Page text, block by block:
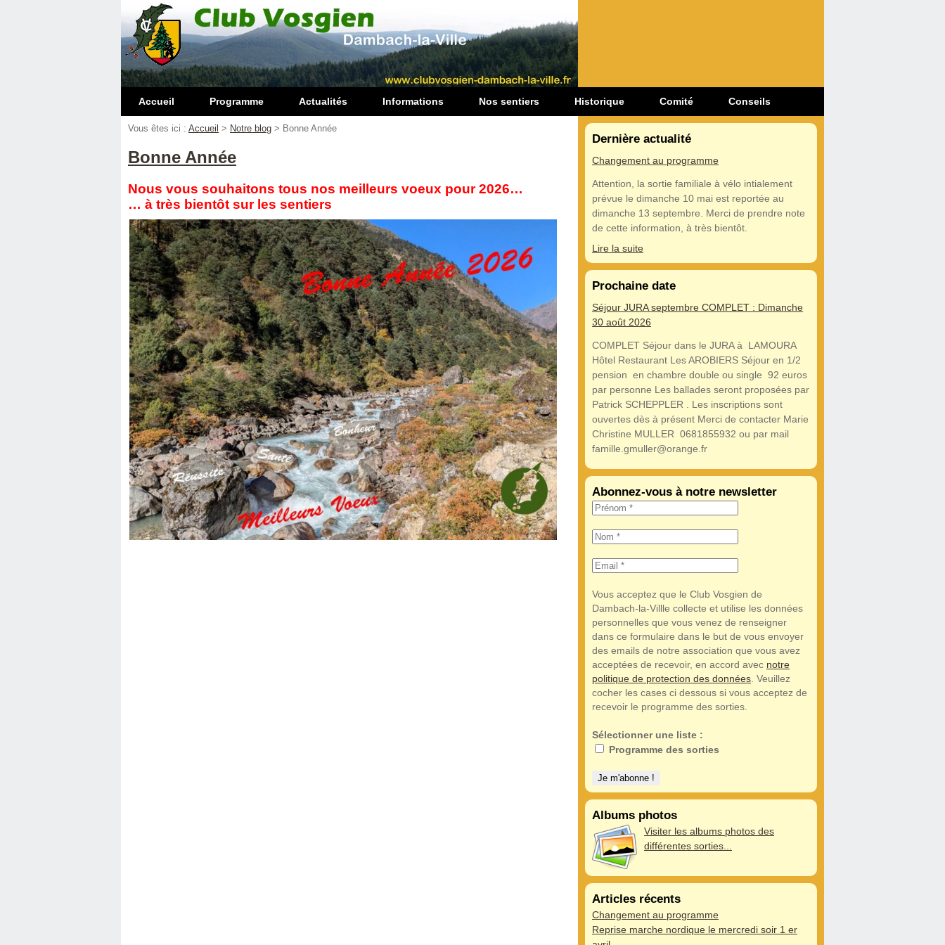
Accueil Programme Actualités Informations Nos sentiers Historique Comité Conseils
Dernière actualité
Changement au programme
Attention, la sortie familiale à vélo intialement
prévue le dimanche 10 mai est reportée au
dimanche 13 septembre. Merci de prendre note
de cette information, à très bientôt.
Lire la suite
Prochaine date
Séjour JURA septembre COMPLET : Dimanche
30 août 2026
COMPLET Séjour dans le JURA à LAMOURA
Hôtel Restaurant Les AROBIERS Séjour en 1/2
pension en chambre double ou single 92 euros
par personne Les ballades seront proposées par
Patrick SCHEPPLER . Les inscriptions sont
ouvertes dès à présent Merci de contacter Marie
Christine MULLER 0681855932 ou par mail
famille.gmuller@orange.fr
Abonnez-vous à notre newsletter
Vous acceptez que le Club Vosgien de
Dambach-la-Villle collecte et utilise les données
personnelles que vous venez de renseigner
dans ce formulaire dans le but de vous envoyer
des emails de notre association que vous avez
acceptées de recevoir, en accord avec notre
politique de protection des données . Veuillez
cocher les cases ci dessous si vous acceptez de
recevoir le programme des sorties.
Sélectionner une liste :
Programme des sorties
Albums photos
Visiter les albums photos des
différentes sorties...
Articles récents
Changement au programme
Reprise marche nordique le mercredi soir 1 er
Vous êtes ici : Accueil > Notre blog > Bonne Année
Bonne Année
Nous vous souhaitons tous nos meilleurs voeux pour 2026…
… à très bientôt sur les sentiers